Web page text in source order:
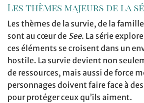
Les thèmes majeurs de la
Les thèmes de la survie, de la
sont au cœur de See. La série
ces éléments se croisent dans un
hostile. La survie devient non
de ressources, mais aussi de force
personnages doivent faire face à
pour protéger ceux qu’ils aiment.